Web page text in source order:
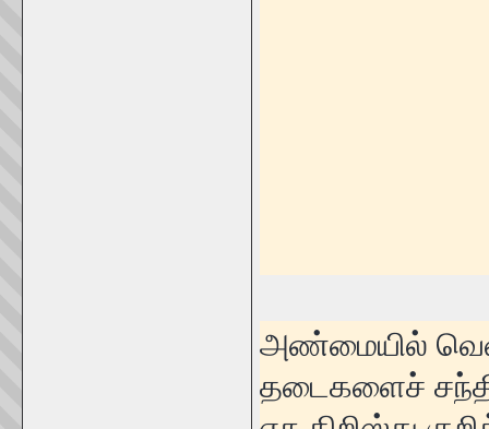
அண்மையில்
தடைகளைச்